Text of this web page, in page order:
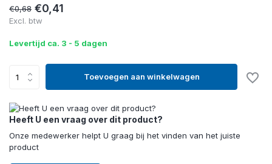
€0,68 €0,41
Excl. btw
Levertijd ca. 3 - 5 dagen
Toevoegen aan winkelwagen
Heeft U een vraag over dit product?
Onze medewerker helpt U graag bij het vinden van het juiste
product